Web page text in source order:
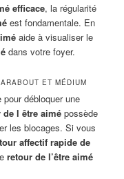
efficace, la régularité
est fondamentale. En
aide à visualiser le
dans votre foyer.
ET MÉDIUM
pour débloquer une
l être aimé possède
les blocages. Si vous
affectif rapide de
retour de l’être aimé